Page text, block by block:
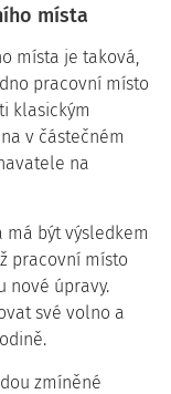
místa
místa je taková,
pracovní místo
klasickým
v částečném
na
má být výsledkem
pracovní místo
nové úpravy.
své volno a
zmíněné